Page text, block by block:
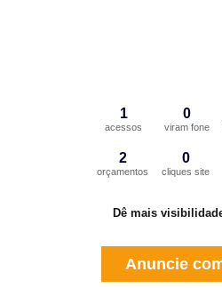
1
acessos
0
viram fone
2
orçamentos
0
cliques site
Dê mais
Anuncie